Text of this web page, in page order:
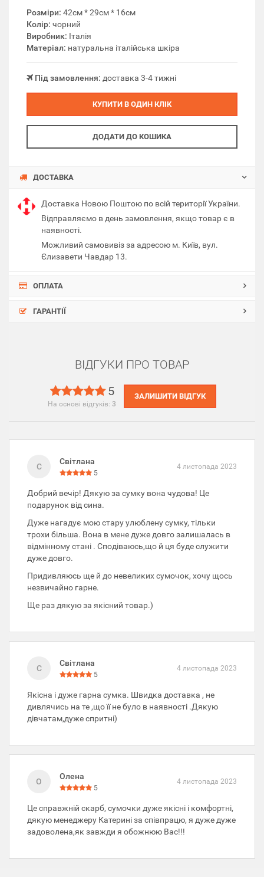
Розміри: 42см * 29см * 16см
Колір: чорний
Виробник: Італія
Матеріал: натуральна італійська шкіра
Під замовлення: доставка 3-4 тижні
КУПИТИ В ОДИН КЛІК
ДОДАТИ ДО КОШИКА
ДОСТАВКА
Доставка Новою Поштою по всій території України.
Відправляємо в день замовлення, якщо товар є в
наявності.
Можливий самовивіз за адресою м. Київ, вул.
Єлизавети Чавдар 13.
ОПЛАТА
ГАРАНТІЇ
ВІДГУКИ ПРО ТОВАР
5
На основі відгуків: 3
ЗАЛИШИТИ ВІДГУК
С
Світлана
5
4 листопада 2023
Добрий вечір! Дякую за сумку вона чудова! Це
подарунок від сина.
Дуже нагадує мою стару улюблену сумку, тільки
трохи більша. Вона в мене дуже довго залишалась в
відмінному стані . Сподіваюсь,що й ця буде служити
дуже довго.
Придивляюсь ще й до невеликих сумочок, хочу щось
незвичайно гарне.
Ще раз дякую за якісний товар.)
С
Світлана
5
4 листопада 2023
Якісна і дуже гарна сумка. Швидка доставка , не
дивлячись на те ,що її не було в наявності .Дякую
дівчатам,дуже спритні)
О
Олена
5
4 листопада 2023
Це справжній скарб, сумочки дуже якісні і комфортні,
дякую менеджеру Катерині за співпрацю, я дуже дуже
задоволена,як завжди я обожнюю Вас!!!